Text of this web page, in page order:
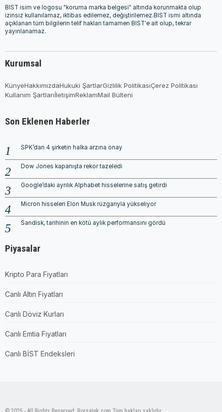
BIST isim ve logosu "koruma marka belgesi" altında korunmakta olup
izinsiz kullanılamaz, iktibas edilemez, değiştirilemez.BIST ismi altında
açıklanan tüm bilgilerin telif hakları tamamen BIST'e ait olup, tekrar
yayınlanamaz.
Kurumsal
KünyeHakkımızdaHukuki ŞartlarGizlilik PolitikasıÇerez Politikası
Kullanım ŞartlarıİletişimReklamMail Bülteni
Son Eklenen Haberler
SPK’dan 4 şirketin halka arzına onay
Dow Jones kapanışta rekor tazeledi
Google’daki ayrılık Alphabet hisselerine satış getirdi
Micron hisseleri Elon Musk rüzgarıyla yükseliyor
Sandisk, tarihinin en kötü aylık performansını gördü
Piyasalar
Kripto Para Fiyatları
Canlı Altın Fiyatları
Canlı Döviz Kurları
Canlı Emtia Fiyatları
Canlı BİST Endeksleri